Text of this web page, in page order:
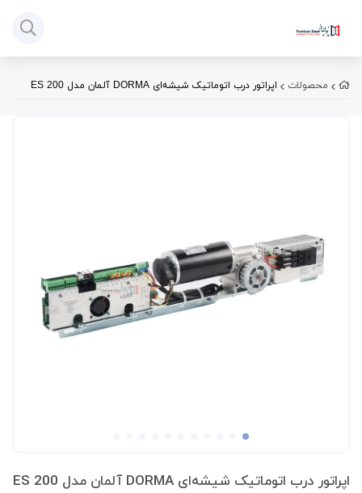
محصولات اپراتور درب اتوماتیک شیشه‌ای DORMA آلمان مدل ES 200
اپراتور درب اتوماتیک شیشه‌ای DORMA آلمان مدل ES 200